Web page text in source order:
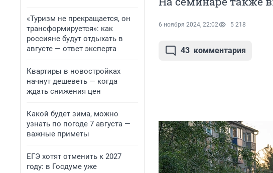
«Туризм не прекращается, он
трансформируется»: как
россияне будут отдыхать в
августе — ответ эксперта
Квартиры в новостройках
начнут дешеветь — когда
ждать снижения цен
Какой будет зима, можно
узнать по погоде 7 августа —
важные приметы
ЕГЭ хотят отменить к 2027
году: в Госдуме уже
6 ноября 2024, 22:02 5 218
43 комментария